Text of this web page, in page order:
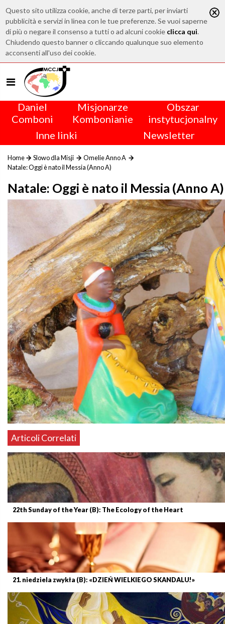
Questo sito utilizza cookie, anche di terze parti, per inviarti
pubblicità e servizi in linea con le tue preferenze. Se vuoi saperne
di più o negare il consenso a tutti o ad alcuni cookie clicca qui.
Chiudendo questo banner o cliccando qualunque suo elemento
acconsenti all'uso dei cookie.
Daniel
Comboni
Misjonarze
Kombonianie
Obszar
instytucjonalny
Inne linki
Newsletter
Home Slowo dla Misji
Omelie Anno A
Natale: Oggi è nato il Messia (Anno A)
Natale: Oggi è nato il Messia (Anno A)
Articoli Correlati
22th Sunday of the Year (B): The Ecology of the Heart
21. niedziela zwykła (B): «DZIEŃ WIELKIEGO SKANDALU!»